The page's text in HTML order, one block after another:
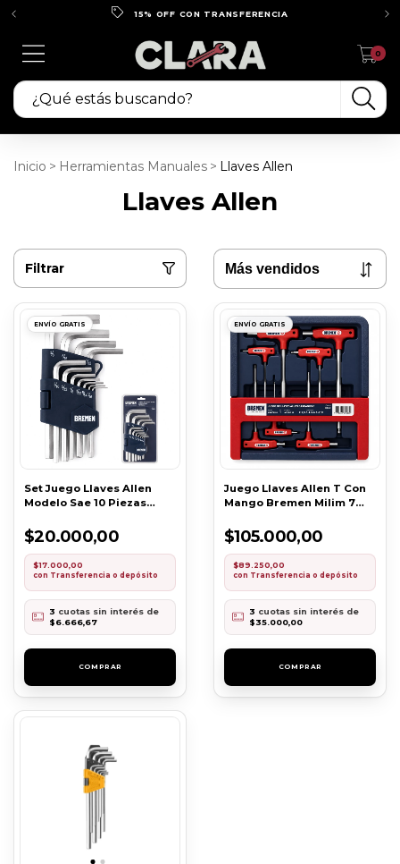
15% OFF CON TRANSFERENCIA
0
Inicio > Herramientas Manuales > Llaves Allen
Llaves Allen
Filtrar
ENVÍO GRATIS
Set Juego Llaves Allen
Modelo Sae 10 Piezas
$20.000,00
$17.000,00
con Transferencia o depósito
3 cuotas sin interés de
$6.666,67
ENVÍO GRATIS
Juego Llaves Allen T Con
Mango Bremen Milim 7
$105.000,00
$89.250,00
con Transferencia o depósito
3 cuotas sin interés de
$35.000,00